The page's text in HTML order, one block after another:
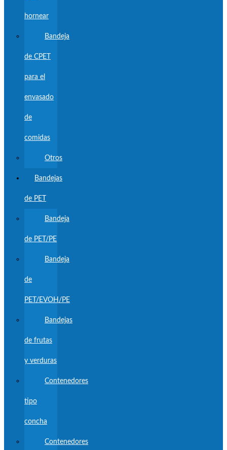
hornear
Bandeja
de CPET
para el
envasado
de
comidas
Otros
Bandejas
de PET
Bandeja
de PET/PE
Bandeja
de
PET/EVOH/PE
Bandejas
de frutas
y verduras
Contenedores
tipo
concha
Contenedores